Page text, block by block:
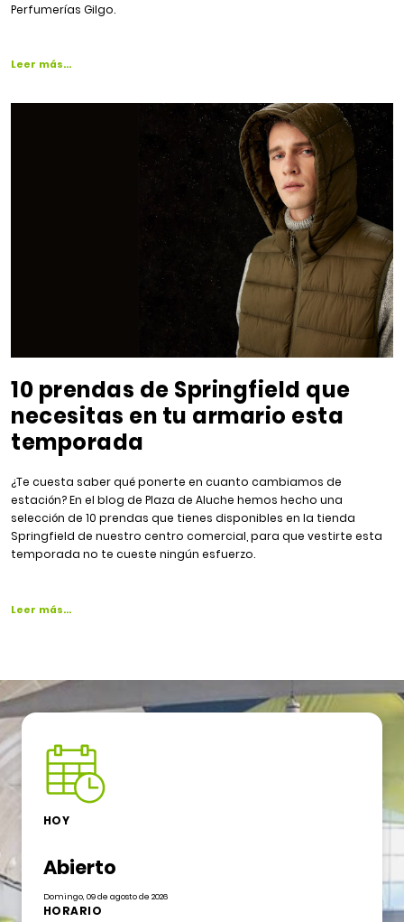
Perfumerías Gilgo.
Leer más…
10 prendas de Springfield que
necesitas en tu armario esta
temporada
¿Te cuesta saber qué ponerte en cuanto cambiamos de
estación? En el blog de Plaza de Aluche hemos hecho una
selección de 10 prendas que tienes disponibles en la tienda
Springfield de nuestro centro comercial, para que vestirte esta
temporada no te cueste ningún esfuerzo.
Leer más…
HOY
Abierto
Domingo, 09 de agosto de 2026
HORARIO